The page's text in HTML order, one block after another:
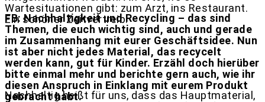
Wartesituationen gibt: zum Arzt, ins Restaurant.
Ein schöner Zeitvertreib.
FB: Nachhaltigkeit und Recycling – das sind
Themen, die euch wichtig sind, auch und gerade
im Zusammenhang mit eurer Geschäftsidee. Nun
ist aber nicht jedes Material, das recycelt
werden kann, gut für Kinder. Erzähl doch hierüber
bitte einmal mehr und berichte gern auch, wie ihr
diesen Anspruch in Einklang mit eurem Produkt
gebracht habt.
Nachhaltig heißt für uns, dass das Hauptmaterial,